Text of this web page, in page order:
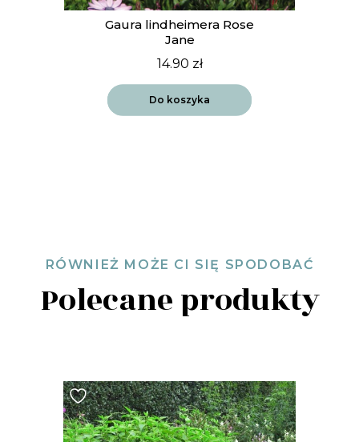
Gaura lindheimera Rose
Jane
14.90 zł
Do koszyka
RÓWNIEŻ MOŻE CI SIĘ SPODOBAĆ
Polecane produkty